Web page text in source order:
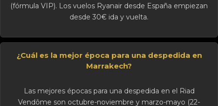
(fórmula VIP). Los vuelos Ryanair desde España empiezan
desde 30€ ida y vuelta.
¿Cuál es la mejor época para una despedida en
Marrakech?
Las mejores épocas para una despedida en el Riad
Vendôme son octubre-noviembre y marzo-mayo (22-